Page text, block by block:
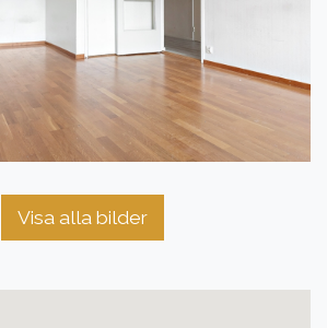
Visa alla bilder